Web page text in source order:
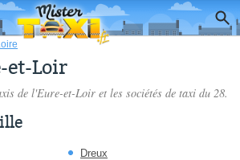
et-Loir
de l'Eure-et-Loir et les sociétés de taxi du 28.
Dreux